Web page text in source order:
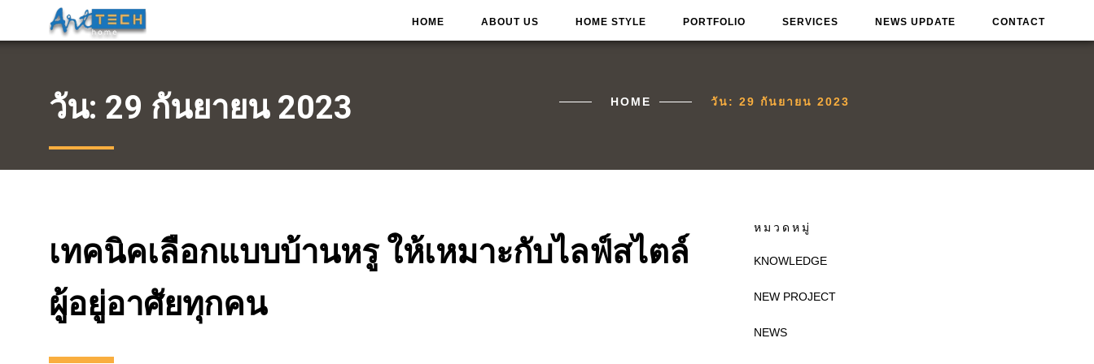
HOME ABOUT US HOME STYLE PORTFOLIO SERVICES NEWS UPDATE CONTACT
วัน: 29 กันยายน 2023 HOME วัน: 29 กันยายน 2023
เทคนิคเลือกแบบบ้านหรู ให้เหมาะกับไลฟ์สไตล์
ผู้อยู่อาศัยทุกคน
หมวดหมู่
KNOWLEDGE
NEW PROJECT
NEWS